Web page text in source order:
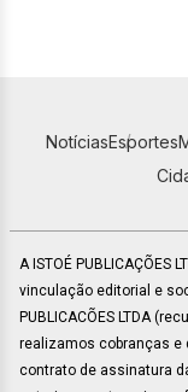
NotíciasEsportes
A ISTOÉ PUBLICAÇÕES
vinculação editorial e
PUBLICACÕES LTDA
realizamos cobranças e
contrato de assinatura